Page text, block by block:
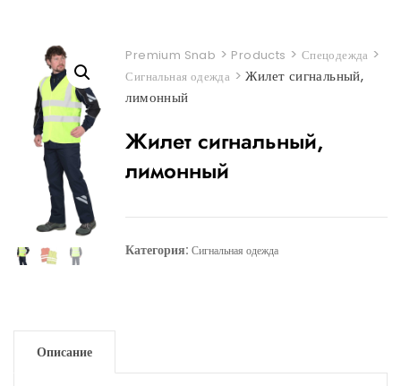
Premium Snab > Products > Спецодежда >
Сигнальная одежда >Жилет сигнальный,
лимонный
Жилет сигнальный,
лимонный
Категория:Сигнальная одежда
Описание